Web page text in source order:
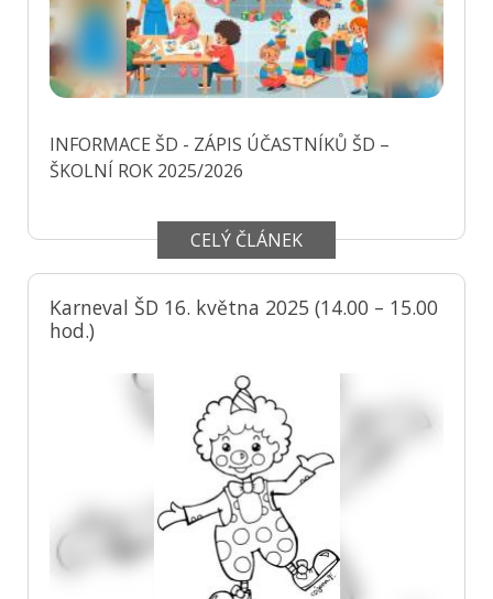
INFORMACE ŠD - ZÁPIS ÚČASTNÍKŮ ŠD –
ŠKOLNÍ ROK 2025/2026
CELÝ ČLÁNEK
Karneval ŠD 16. května 2025 (14.00 – 15.00
hod.)